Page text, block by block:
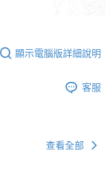
顯示電腦版詳細說明
客服
查看全部